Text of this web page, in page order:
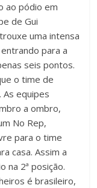
ao pódio em
de Gui
uma intensa
para a
seis pontos.
o time de
As equipes
a ombro,
No Rep,
para o time
casa. Assim a
na 2ª posição.
é brasileiro,